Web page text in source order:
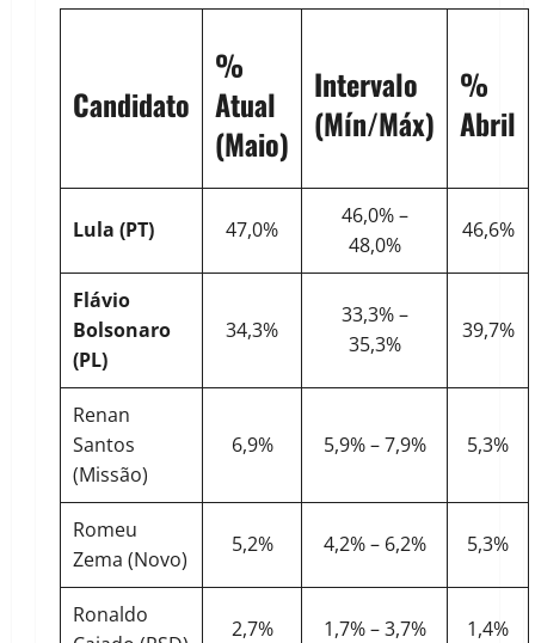
Candidato
%
Atual
(Maio)
Intervalo
(Mín/Máx)
%
Abril
Lula (PT) 47,0%
46,0% –
48,0%
46,6%
Flávio
Bolsonaro
(PL)
34,3%
33,3% –
35,3%
39,7%
Renan
Santos
(Missão)
6,9% 5,9% – 7,9% 5,3%
Romeu
Zema (Novo)
5,2% 4,2% – 6,2% 5,3%
Ronaldo
2,7% 1,7% – 3,7% 1,4%